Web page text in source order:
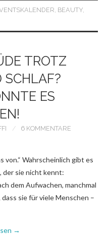
, BEAUTY,
TROTZ
SCHLAF?
ES
6 KOMMENTARE
von.“ Wahrscheinlich gibt es
der sie nicht kennt:
dem Aufwachen, manchmal
sie für viele Menschen –
→